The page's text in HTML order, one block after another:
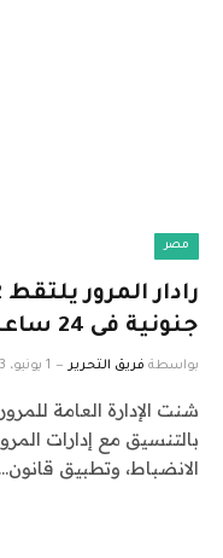
مصر
جنونية فى 24 ساعة
بواسطة فريق التحرير 1 يونيو، 2023
شنت الإدارة العامة
بالتنسيق مع إدارات
الانضباط، وتطبيق قانون…